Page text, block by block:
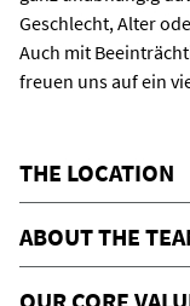
Geschlecht, Alter
Auch mit
freuen uns auf ein
THE LOCATION
ABOUT THE